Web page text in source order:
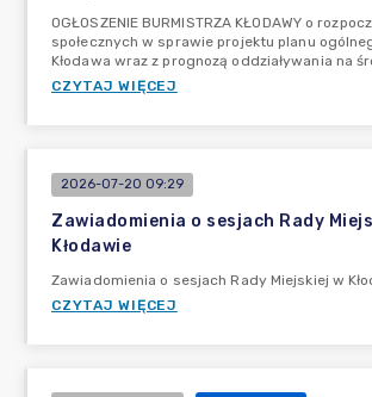
OGŁOSZENIE BURMISTRZA KŁODAWY o
społecznych w sprawie projektu planu
Kłodawa wraz z prognozą oddziaływania na
CZYTAJ WIĘCEJ
2026-07-20 09:29
Zawiadomienia o sesjach Rady
Kłodawie
Zawiadomienia o sesjach Rady Miejskiej w
CZYTAJ WIĘCEJ